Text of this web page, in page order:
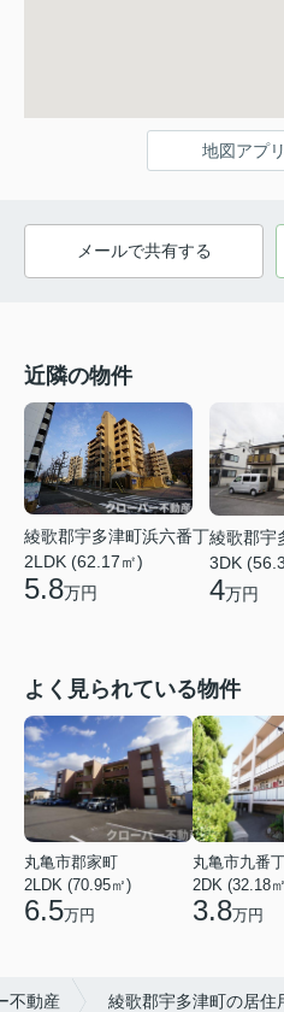
地図アプ
メールで共有する
近隣の物件
綾歌郡宇多津町浜六番丁
2LDK (62.17㎡)
5.8万円
綾歌郡宇
3DK
4万円
よく見られている物件
丸亀市郡家町
2LDK (70.95㎡)
6.5万円
丸亀市九番
2DK (32.18
3.8万円
不動産 綾歌郡宇多津町の居住